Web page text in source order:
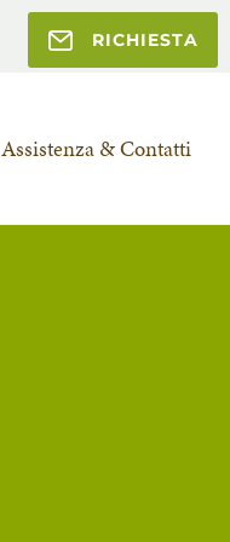
RICHIESTA
Assistenza & Contatti